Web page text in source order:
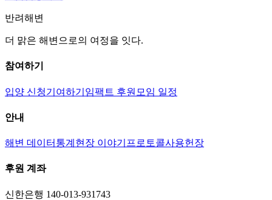
반려해변
더 맑은 해변으로의 여정을 잇다.
참여하기
입양 신청기여하기 임팩트 후원 모임 일정
안내
해변 데이터 통계 현장 이야기 프로토콜사용헌장
후원 계좌
신한은행 140-013-931743